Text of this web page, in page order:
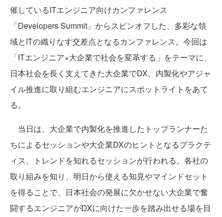
催しているITエンジニア向けカンファレンス
「Developers Summit」からスピンオフした、多彩な領
域とITの織りなす交差点となるカンファレンス。今回は
「ITエンジニア×大企業で社会を変革する」をテーマに、
日本社会を長く支えてきた大企業でDX、内製化やアジャ
イル推進に取り組むエンジニアにスポットライトをあて
る。
当日は、大企業で内製化を推進したトップランナーた
ちによるセッションや大企業DXのヒントとなるプラクテ
ィス、トレンドを知れるセッションが行われる。各社の
取り組みを知り、明日から使える知見やマインドセット
を得ることで、日本社会の発展に欠かせない大企業で奮
闘するエンジニアがDXに向けた一歩を踏み出せる場を目